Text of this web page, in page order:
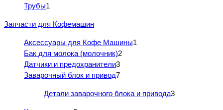
Трубы1
Запчасти для Кофемашин
Аксессуары для Кофе Машины1
Бак для молока (молочник)2
Датчики и предохранители3
Заварочный блок и привод7
Детали заварочного блока и привода3